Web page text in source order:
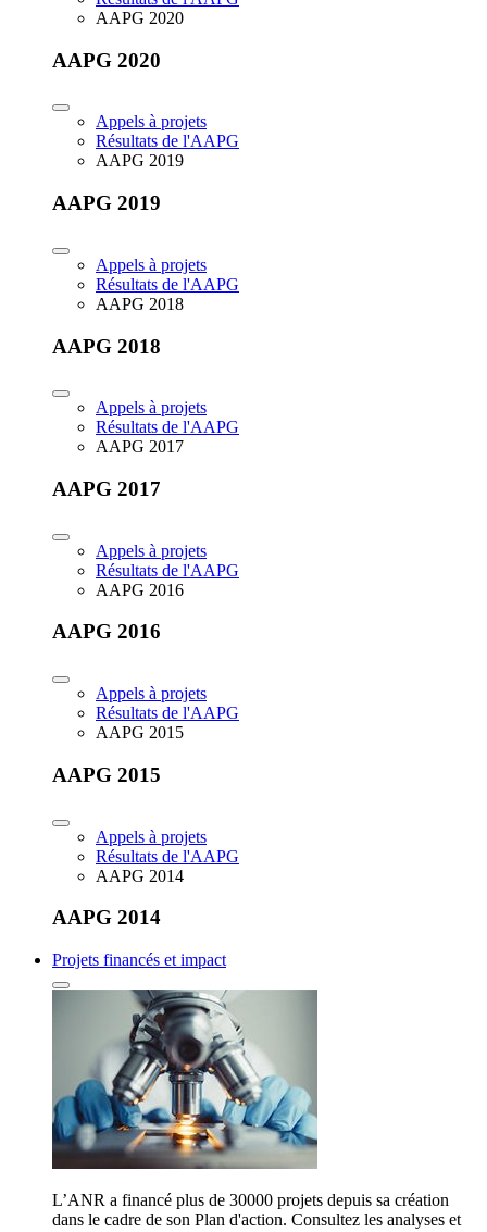
AAPG 2020
AAPG 2020
Appels à projets
Résultats de l'AAPG
AAPG 2019
AAPG 2019
Appels à projets
Résultats de l'AAPG
AAPG 2018
AAPG 2018
Appels à projets
Résultats de l'AAPG
AAPG 2017
AAPG 2017
Appels à projets
Résultats de l'AAPG
AAPG 2016
AAPG 2016
Appels à projets
Résultats de l'AAPG
AAPG 2015
AAPG 2015
Appels à projets
Résultats de l'AAPG
AAPG 2014
AAPG 2014
Projets financés et impact
L’ANR a financé plus de 30000 projets depuis sa création
dans le cadre de son Plan d'action. Consultez les analyses et